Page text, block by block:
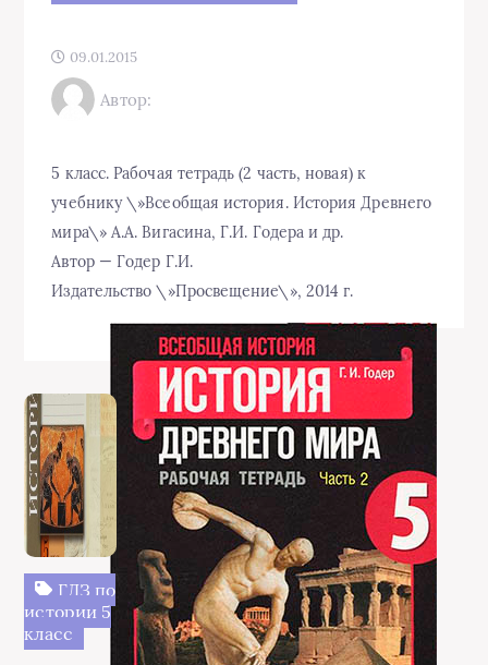
09.01.2015
Автор:
5 класс. Рабочая тетрадь (2 часть, новая) к
учебнику \»Всеобщая история. История Древнего
мира\» А.А. Вигасина, Г.И. Годера и др.
Автор — Годер Г.И.
Издательство \»Просвещение\», 2014 г.
ГДЗ по
истории 5
класс